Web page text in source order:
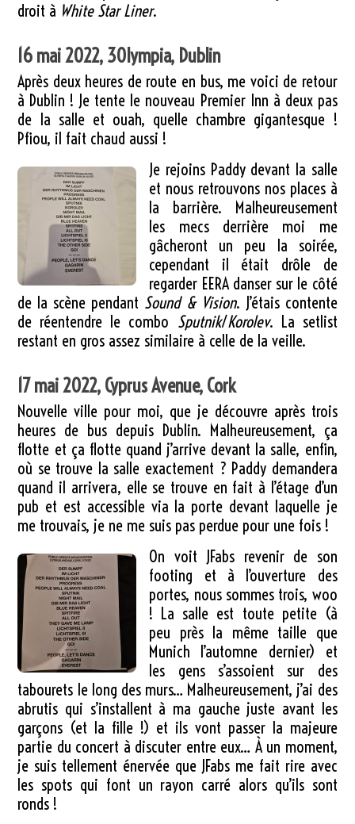
droit à White Star Liner.
16 mai 2022, 30lympia, Dublin
Après deux heures de route en bus, me voici de retour
à Dublin ! Je tente le nouveau Premier Inn à deux pas
de la salle et ouah, quelle chambre gigantesque !
Pfiou, il fait chaud aussi !
Je rejoins Paddy devant la salle
et nous retrouvons nos places à
la barrière. Malheureusement
les mecs derrière moi me
gâcheront un peu la soirée,
cependant il était drôle de
regarder EERA danser sur le côté
de la scène pendant Sound & Vision. J’étais contente
de réentendre le combo Sputnik/Korolev. La setlist
restant en gros assez similaire à celle de la veille.
17 mai 2022, Cyprus Avenue, Cork
Nouvelle ville pour moi, que je découvre après trois
heures de bus depuis Dublin. Malheureusement, ça
flotte et ça flotte quand j’arrive devant la salle, enfin,
où se trouve la salle exactement ? Paddy demandera
quand il arrivera, elle se trouve en fait à l’étage d’un
pub et est accessible via la porte devant laquelle je
me trouvais, je ne me suis pas perdue pour une fois !
On voit JFabs revenir de son
footing et à l’ouverture des
portes, nous sommes trois, woo
! La salle est toute petite (à
peu près la même taille que
Munich l’automne dernier) et
les gens s’assoient sur des
tabourets le long des murs… Malheureusement, j’ai des
abrutis qui s’installent à ma gauche juste avant les
garçons (et la fille !) et ils vont passer la majeure
partie du concert à discuter entre eux… À un moment,
je suis tellement énervée que JFabs me fait rire avec
les spots qui font un rayon carré alors qu’ils sont
ronds !